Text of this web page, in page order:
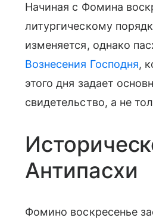
Начиная с Фомина
литургическому
изменяется, однако
Вознесения Господня,
этого дня задает
свидетельство, а не
Антипасхи
Фомино воскресенье